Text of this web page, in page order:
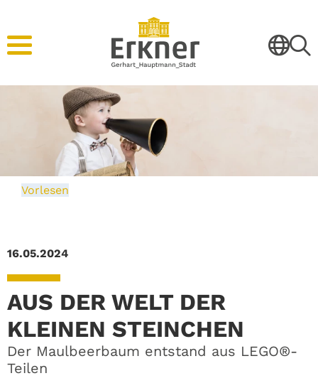
Vorlesen
16.05.2024
AUS DER WELT DER
KLEINEN STEINCHEN
Der Maulbeerbaum entstand aus LEGO®-
Teilen